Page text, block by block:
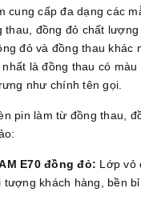
cung cấp đa dạng các
thau, đồng đỏ chất
đỏ và đồng thau khác
là đồng thau có màu
như chính tên gọi.
pin làm từ đồng thau,
E70 đồng đỏ: Lớp vỏ
khách hàng, bền